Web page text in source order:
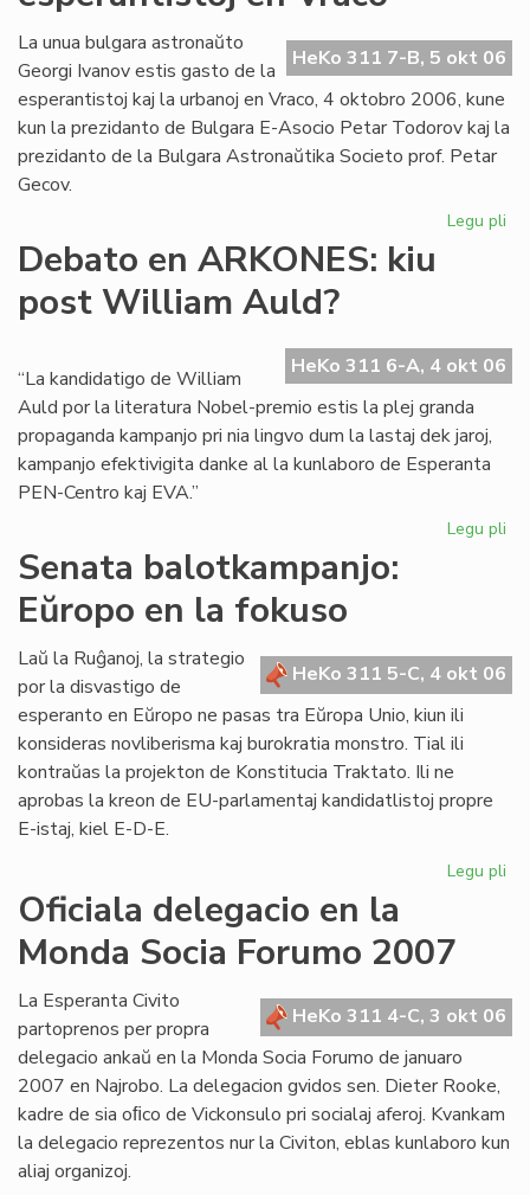
HeKo 311 7-B, 5 okt 06
La unua bulgara astronaŭto
Georgi Ivanov estis gasto de la
esperantistoj kaj la urbanoj en Vraco, 4 oktobro 2006, kune
kun la prezidanto de Bulgara E-Asocio Petar Todorov kaj la
prezidanto de la Bulgara Astronaŭtika Societo prof. Petar
Gecov.
Legu pli
Debato en ARKONES: kiu
post William Auld?
HeKo 311 6-A, 4 okt 06
“La kandidatigo de William
Auld por la literatura Nobel-premio estis la plej granda
propaganda kampanjo pri nia lingvo dum la lastaj dek jaroj,
kampanjo efektivigita danke al la kunlaboro de Esperanta
PEN-Centro kaj EVA.”
Legu pli
Senata balotkampanjo:
Eŭropo en la fokuso
HeKo 311 5-C, 4 okt 06
Laŭ la Ruĝanoj, la strategio
por la disvastigo de
esperanto en Eŭropo ne pasas tra Eŭropa Unio, kiun ili
konsideras novliberisma kaj burokratia monstro. Tial ili
kontraŭas la projekton de Konstitucia Traktato. Ili ne
aprobas la kreon de EU-parlamentaj kandidatlistoj propre
E-istaj, kiel E-D-E.
Legu pli
la
Oficiala delegacio en la
Monda Socia Forumo 2007
HeKo 311 4-C, 3 okt 06
La Esperanta Civito
partoprenos per propra
delegacio ankaŭ en la Monda Socia Forumo de januaro
2007 en Najrobo. La delegacion gvidos sen. Dieter Rooke,
kadre de sia oﬁco de Vickonsulo pri socialaj aferoj. Kvankam
la delegacio reprezentos nur la Civiton, eblas kunlaboro kun
aliaj organizoj.